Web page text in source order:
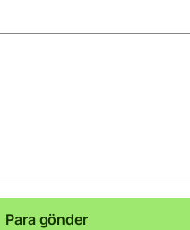
Para gönder